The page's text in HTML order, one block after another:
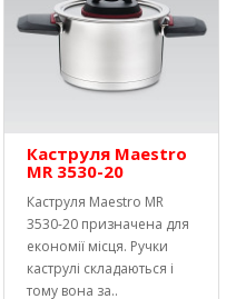
Каструля Maestro
MR 3530-20
Каструля Maestro MR
3530-20 призначена для
економії місця. Ручки
каструлі складаються і
тому вона за..